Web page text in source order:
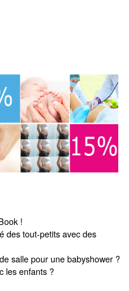
!
des tout-petits avec des
salle pour une babyshower ?
les enfants ?